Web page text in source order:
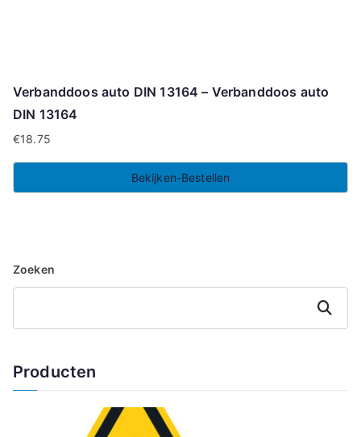
Verbanddoos auto DIN 13164 – Verbanddoos auto
DIN 13164
€18.75
Bekijken-Bestellen
Zoeken
Zoeken
Producten